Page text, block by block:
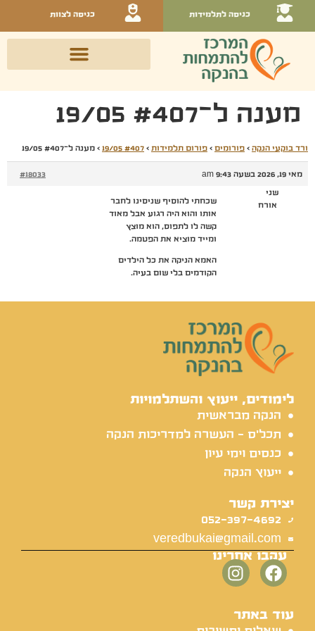
כניסה לתלמידות כניסה לצוות
מענה ל־#407 19/05
ורד בוקעי הנקה › פורומים › פורום תלמידות ›
#407 19/05
› מענה ל־#407 19/05
מאי 19, 2026 בשעה 9:43 am #18033
שני
אורח
שכחתי להוסיף שניסינו לחבר
אותו והוא היה רגוע אבל מאוד
קשה לו לתפוס, הוא מוצץ
ומייד מוציא את הפטמה.
האמא הניקה את כל הילדים
הקודמים בלי שום בעיה.
לימודים, ייעוץ והשתלמויות
הנקה מבראשית
תכל'ס - העשרה למדריכות הנקה
כנסים וימי עיון
ייעוץ הנקה
יצירת קשר
052-397-4692
veredbukai@gmail.com
עקבו אחרינו
עוד באתר